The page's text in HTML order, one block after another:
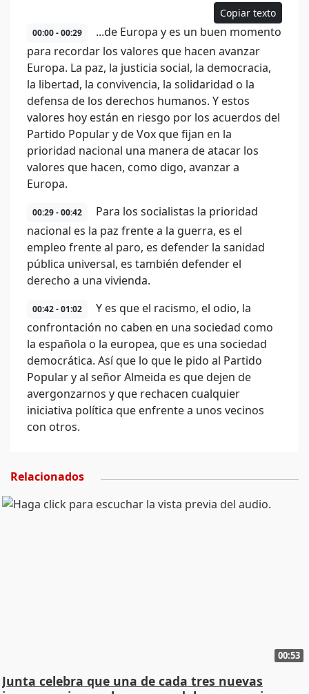
Copiar texto
00:00 - 00:29
...de Europa y es un buen momento
para recordar los valores que hacen avanzar
Europa. La paz, la justicia social, la democracia,
la libertad, la convivencia, la solidaridad o la
defensa de los derechos humanos. Y estos
valores hoy están en riesgo por los acuerdos del
Partido Popular y de Vox que fijan en la
prioridad nacional una manera de atacar los
valores que hacen, como digo, avanzar a
Europa.
00:29 - 00:42
Para los socialistas la prioridad
nacional es la paz frente a la guerra, es el
empleo frente al paro, es defender la sanidad
pública universal, es también defender el
derecho a una vivienda.
00:42 - 01:02
Y es que el racismo, el odio, la
confrontación no caben en una sociedad como
la española o la europea, que es una sociedad
democrática. Así que lo que le pido al Partido
Popular y al señor Almeida es que dejen de
avergonzarnos y que rechacen cualquier
iniciativa política que enfrente a unos vecinos
con otros.
Relacionados
00:53
Junta celebra que una de cada tres nuevas